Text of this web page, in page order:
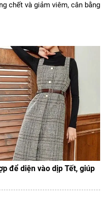
chết và giảm viêm, cân bằng
để diện vào dịp Tết, giúp